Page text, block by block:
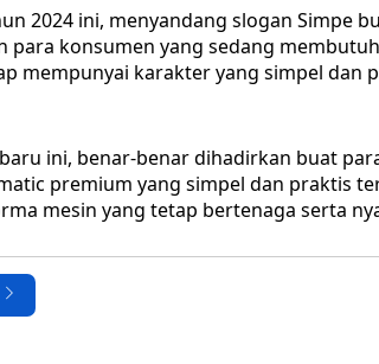
2024 ini, menyandang slogan Simpe
para konsumen yang sedang
mempunyai karakter yang simpel dan
ini, benar-benar dihadirkan buat
premium yang simpel dan praktis
mesin yang tetap bertenaga serta